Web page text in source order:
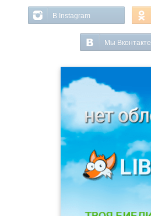
В Instagram
Мы Вконтакте